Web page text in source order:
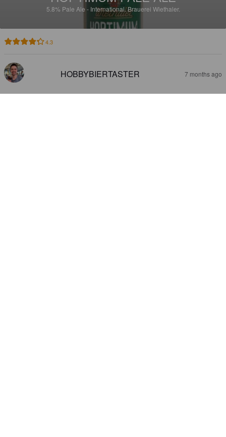
5.8% Pale Ale - International.Brauerei Wiethaler.
4.3
HOBBYBIERTASTER 7 months ago